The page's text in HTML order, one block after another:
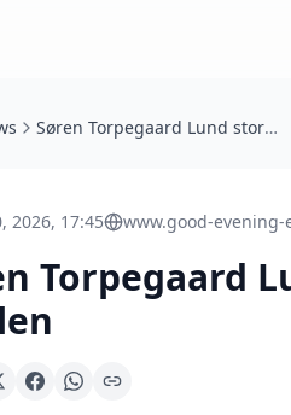
Søren Torpegaard Lund stormer frem efter Eurovision-finalen
2026, 17:45 www.good-evening-
Torpegaard